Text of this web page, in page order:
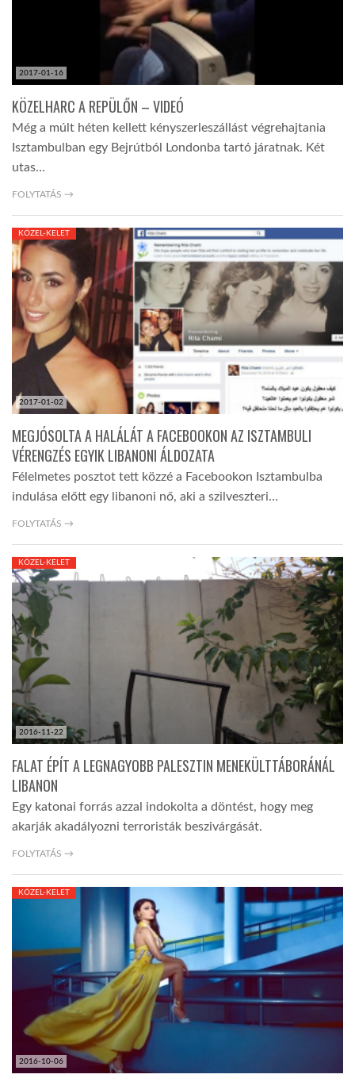
2017-01-16
KÖZELHARC A REPÜLŐN – VIDEÓ
Még a múlt héten kellett kényszerleszállást végrehajtania
Isztambulban egy Bejrútból Londonba tartó járatnak. Két
utas…
FOLYTATÁS →
2017-01-02
KÖZEL-KELET
MEGJÓSOLTA A HALÁLÁT A FACEBOOKON AZ ISZTAMBULI
VÉRENGZÉS EGYIK LIBANONI ÁLDOZATA
Félelmetes posztot tett közzé a Facebookon Isztambulba
indulása előtt egy libanoni nő, aki a szilveszteri…
FOLYTATÁS →
2016-11-22
KÖZEL-KELET
FALAT ÉPÍT A LEGNAGYOBB PALESZTIN MENEKÜLTTÁBORÁNÁL
LIBANON
Egy katonai forrás azzal indokolta a döntést, hogy meg
akarják akadályozni terroristák beszivárgását.
FOLYTATÁS →
2016-10-06
KÖZEL-KELET